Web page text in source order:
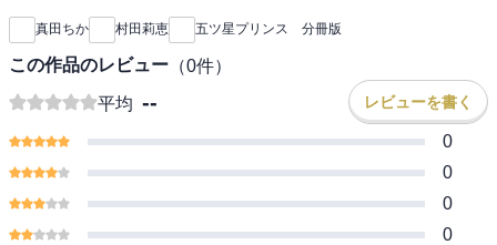
真田ちか 村田莉恵 五ツ星プリンス 分冊版
この作品のレビュー （0件）
平均 -- レビューを書く
0
0
0
0